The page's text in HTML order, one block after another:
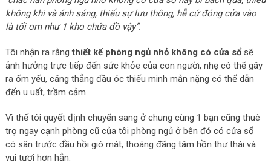
không khi và ánh sáng, thiếu sự lưu thông, hễ cứ đóng cửa vào
là tối om như 1 kho chứa đồ vậy”.
Tôi nhận ra rằngthiết kế phòng ngủ nhỏ không có cửa sổsẽ
ảnh hưởng trực tiếp đến sức khỏe của con người, nhẹ có thể gây
ra ốm yếu, căng thẳng đầu óc thiếu minh mẫn nặng có thể dẫn
đến u uất, trầm cảm.
Vì thế tôi quyết định chuyển sang ở chung cùng 1 bạn cũng thuê
trọ ngay cạnh phòng cũ của tôi phòng ngủ ở bên đó có cửa sổ
có sân trước đầu hồi gió mát, thoáng đãng tâm hồn thư thái và
vui tươi hơn hẳn.